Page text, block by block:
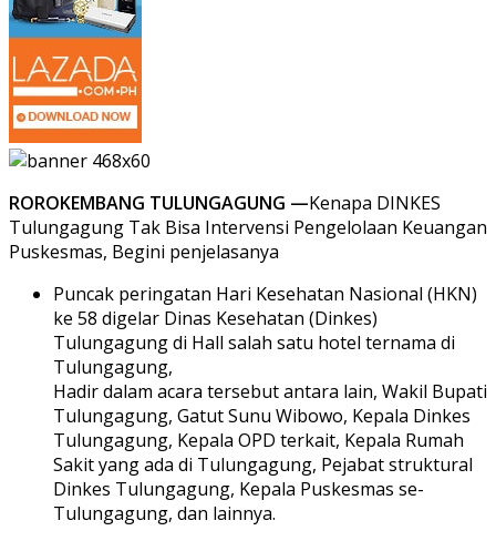
ROROKEMBANG TULUNGAGUNG —Kenapa DINKES
Tulungagung Tak Bisa Intervensi Pengelolaan Keuangan
Puskesmas, Begini penjelasanya
Puncak peringatan Hari Kesehatan Nasional (HKN)
ke 58 digelar Dinas Kesehatan (Dinkes)
Tulungagung di Hall salah satu hotel ternama di
Tulungagung,
Hadir dalam acara tersebut antara lain, Wakil Bupati
Tulungagung, Gatut Sunu Wibowo, Kepala Dinkes
Tulungagung, Kepala OPD terkait, Kepala Rumah
Sakit yang ada di Tulungagung, Pejabat struktural
Dinkes Tulungagung, Kepala Puskesmas se-
Tulungagung, dan lainnya.